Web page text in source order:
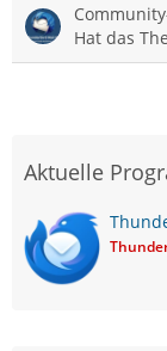
Hat das
Aktuelle